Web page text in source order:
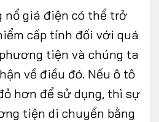
nổ giá điện có thể trở
cấp tính đối với quá
tiện và chúng ta
về điều đó. Nếu ô tô
hơn để sử dụng, thì sự
tiện di chuyển bằng